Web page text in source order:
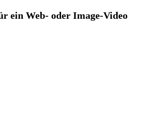
ein Web- oder Image-Video